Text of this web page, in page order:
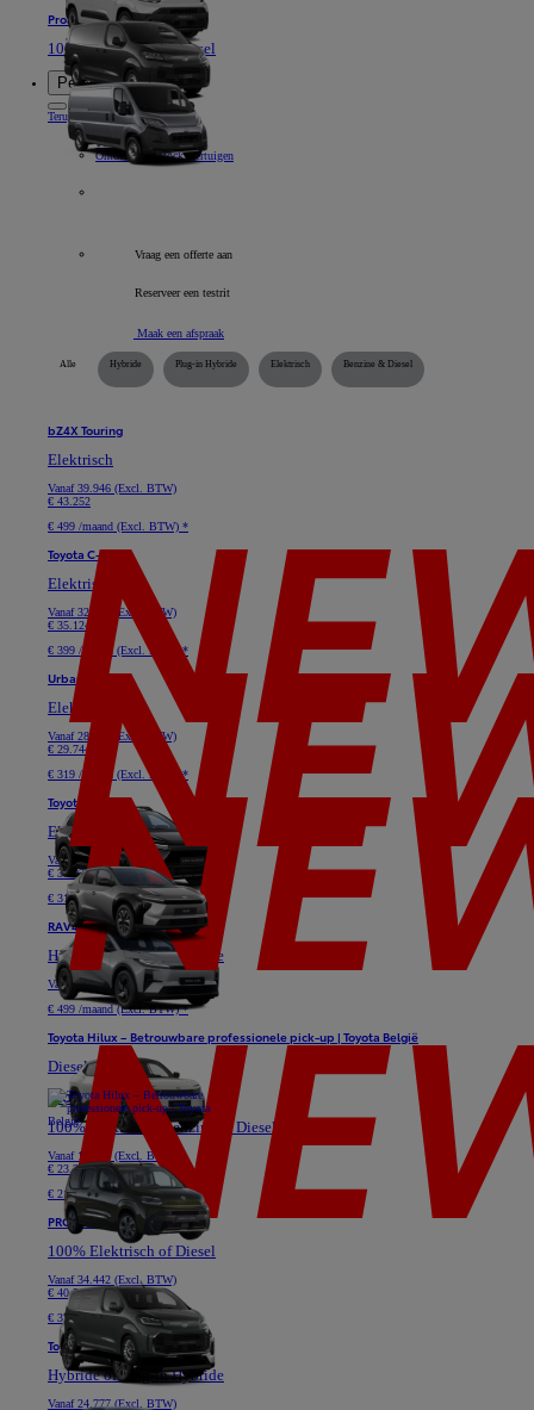
Proace Max
100% Elektrisch of Diesel
Personenwagens
TerugItem
Onze personenwagens
Voor zelfstandigen
Ontdek onze stockvoertuigen
Vraag een offerte aan
Reserveer een testrit
Maak een afspraak
Alle Hybride Plug-in Hybride Elektrisch Benzine & Diesel
bZ4X Touring
Elektrisch
Vanaf39.946 (Excl. BTW)
€ 43.252
€ 499 /maand (Excl. BTW) *
Toyota C-HR+
Elektrisch
Vanaf32.645 (Excl. BTW)
€ 35.124
€ 399 /maand (Excl. BTW) *
Urban Cruiser
Elektrisch
Vanaf28.091 (Excl. BTW)
€ 29.744
€ 319 /maand (Excl. BTW) *
Toyota bZ4X
Elektrisch
Vanaf 33.719 (Excl. BTW)
€ 37.025
€ 319 /maand (Excl. BTW) *
RAV4
Hybride of Plug-in Hybride
Vanaf40.628 (Excl. BTW)
€ 499 /maand (Excl. BTW) *
Toyota Hilux – Betrouwbare professionele pick-up | Toyota België
Diesel
PROACE CITY VERSO
100% Elektrisch, Benzine of Diesel
Vanaf 19.364 (Excl. BTW)
€ 23.331
€ 219 /maand (Excl. BTW) *
PROACE VERSO
100% Elektrisch of Diesel
Vanaf34.442 (Excl. BTW)
€ 40.517
€ 379 /maand (Excl. BTW) *
Toyota C-HR
Hybride of Plug-in Hybride
Vanaf24.777 (Excl. BTW)